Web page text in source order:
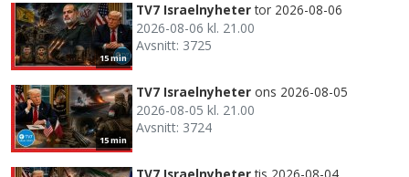
15 min
TV7 Israelnyheter tor 2026-08-06
2026-08-06 kl. 21.00
Avsnitt: 3725
15 min
TV7 Israelnyheter ons 2026-08-05
2026-08-05 kl. 21.00
Avsnitt: 3724